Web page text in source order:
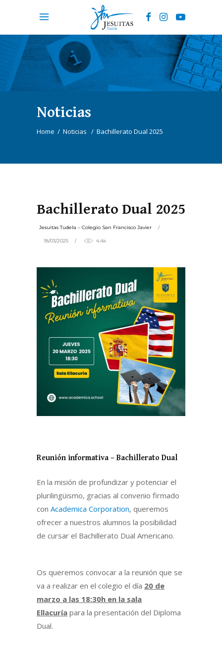
Noticias
Home / Noticias / Bachillerato Dual 2025
Bachillerato Dual 2025
Jesuitas Tudela – Colegio San Francisco Javier
18/03/2025 4.4k
Reunión informativa – Bachillerato Dual
En la misión de profundizar y potenciar el
plurilingüismo, gracias al convenio firmado
con Academica Corporation, queremos
ofrecer a nuestros alumnos la posibilidad
de cursar el Bachillerato Dual Americano.
Os queremos convocar a la reunión que se
va a realizar en el colegio el día 20 de
marzo a las 18:30h en la sala
Ellacuría para la presentación del Diploma
Dual.